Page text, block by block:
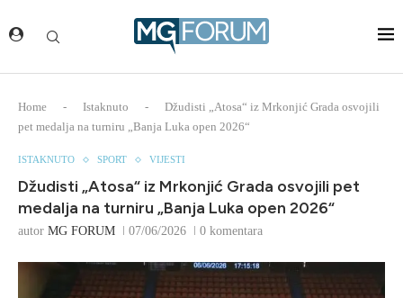
Home - Istaknuto -
Džudisti „Atosa“ iz Mrkonjić Grada osvojili
pet medalja na turniru „Banja Luka open 2026“
ISTAKNUTO SPORT VIJESTI
Džudisti „Atosa“ iz Mrkonjić Grada osvojili pet
medalja na turniru „Banja Luka open 2026“
autor MG FORUM 07/06/2026 0 komentara